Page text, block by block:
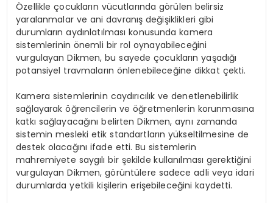
Özellikle çocukların vücutlarında görülen belirsiz
yaralanmalar ve ani davranış değişiklikleri gibi
durumların aydınlatılması konusunda kamera
sistemlerinin önemli bir rol oynayabileceğini
vurgulayan Dikmen, bu sayede çocukların yaşadığı
potansiyel travmaların önlenebileceğine dikkat çekti.
Kamera sistemlerinin caydırıcılık ve denetlenebilirlik
sağlayarak öğrencilerin ve öğretmenlerin korunmasına
katkı sağlayacağını belirten Dikmen, aynı zamanda
sistemin mesleki etik standartların yükseltilmesine de
destek olacağını ifade etti. Bu sistemlerin
mahremiyete saygılı bir şekilde kullanılması gerektiğini
vurgulayan Dikmen, görüntülere sadece adli veya idari
durumlarda yetkili kişilerin erişebileceğini kaydetti.